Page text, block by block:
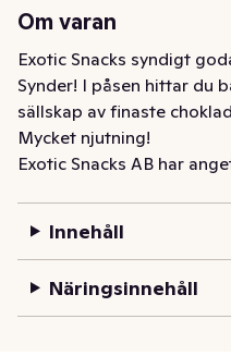
Om varan
Exotic Snacks syndigt
Synder! I påsen hittar du
sällskap av finaste
Mycket njutning!
Exotic Snacks AB har
Innehåll
Näringsinnehåll